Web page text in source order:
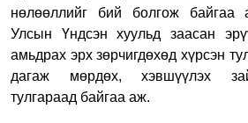
нөлөөллийг бий болгож
Улсын Үндсэн хуульд заасан
амьдрах эрх зөрчигдөхөд хүрсэн
дагаж мөрдөх, хэвшүүлэх
тулгараад байгаа аж.